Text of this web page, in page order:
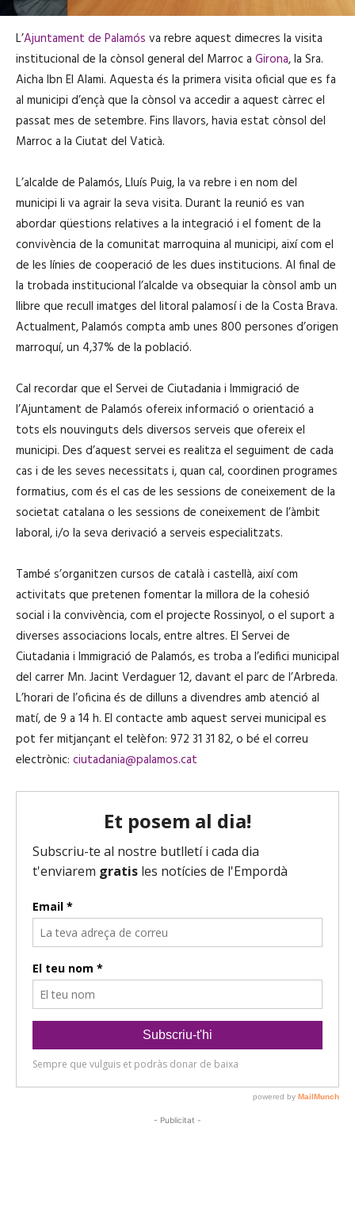
L’Ajuntament de Palamós va rebre aquest dimecres la visita
institucional de la cònsol general del Marroc a Girona, la Sra.
Aicha Ibn El Alami. Aquesta és la primera visita oficial que es fa
al municipi d’ençà que la cònsol va accedir a aquest càrrec el
passat mes de setembre. Fins llavors, havia estat cònsol del
Marroc a la Ciutat del Vaticà.
L’alcalde de Palamós, Lluís Puig, la va rebre i en nom del
municipi li va agrair la seva visita. Durant la reunió es van
abordar qüestions relatives a la integració i el foment de la
convivència de la comunitat marroquina al municipi, així com el
de les línies de cooperació de les dues institucions. Al final de
la trobada institucional l’alcalde va obsequiar la cònsol amb un
llibre que recull imatges del litoral palamosí i de la Costa Brava.
Actualment, Palamós compta amb unes 800 persones d’origen
marroquí, un 4,37% de la població.
Cal recordar que el Servei de Ciutadania i Immigració de
l’Ajuntament de Palamós ofereix informació o orientació a
tots els nouvinguts dels diversos serveis que ofereix el
municipi. Des d’aquest servei es realitza el seguiment de cada
cas i de les seves necessitats i, quan cal, coordinen programes
formatius, com és el cas de les sessions de coneixement de la
societat catalana o les sessions de coneixement de l’àmbit
laboral, i/o la seva derivació a serveis especialitzats.
També s’organitzen cursos de català i castellà, així com
activitats que pretenen fomentar la millora de la cohesió
social i la convivència, com el projecte Rossinyol, o el suport a
diverses associacions locals, entre altres. El Servei de
Ciutadania i Immigració de Palamós, es troba a l’edifici municipal
del carrer Mn. Jacint Verdaguer 12, davant el parc de l’Arbreda.
L’horari de l’oficina és de dilluns a divendres amb atenció al
matí, de 9 a 14 h. El contacte amb aquest servei municipal es
pot fer mitjançant el telèfon: 972 31 31 82, o bé el correu
electrònic: ciutadania@palamos.cat
- Publicitat -